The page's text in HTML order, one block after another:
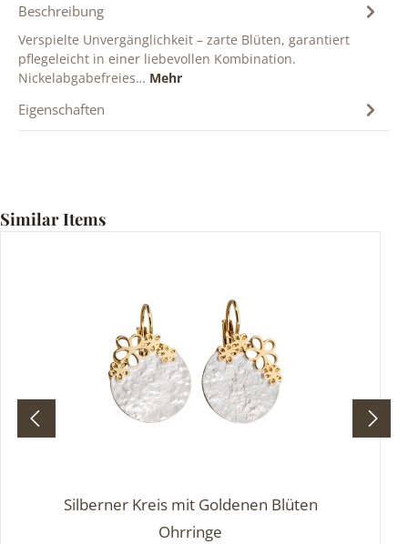
Beschreibung
Verspielte Unvergänglichkeit – zarte Blüten, garantiert
pflegeleicht in einer liebevollen Kombination.
Nickelabgabefreies… Mehr
Eigenschaften
Produktgalerie überspringen
Similar Items
Silberner Kreis mit Goldenen Blüten
Ohrringe